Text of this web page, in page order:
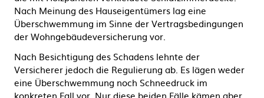
Nach Meinung des Hauseigentümers lag eine
Überschwemmung im Sinne der Vertragsbedingungen
der Wohngebäudeversicherung vor.
Nach Besichtigung des Schadens lehnte der
Versicherer jedoch die Regulierung ab. Es lägen weder
eine Überschwemmung noch Schneedruck im